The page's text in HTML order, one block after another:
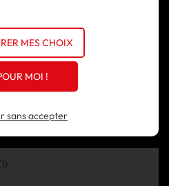
fichiers ici
dans cette zone, ou changez-
ordinateur
(1)
MES CHOIX
MOI !
sans accepter